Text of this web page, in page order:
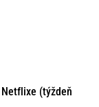
(týždeň